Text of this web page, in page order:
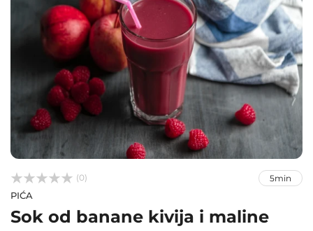


 (0) 5min
PIĆA
Sok od banane kivija i maline